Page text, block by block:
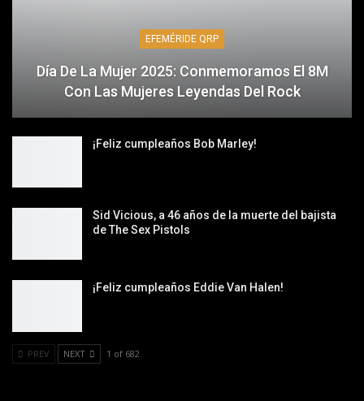
EFEMÉRIDE QRP
Día De La Mujer 2025: Conmemoramos El 8M
Con Las Mujeres Leyendas Del Rock
¡Feliz cumpleaños Bob Marley!
Sid Vicious, a 46 años de la muerte del bajista
de The Sex Pistols
¡Feliz cumpleaños Eddie Van Halen!
PREV NEXT 1 of 682